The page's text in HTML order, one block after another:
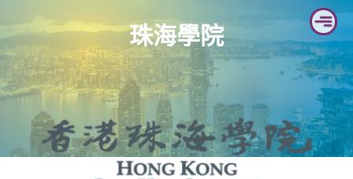
content
珠海學院